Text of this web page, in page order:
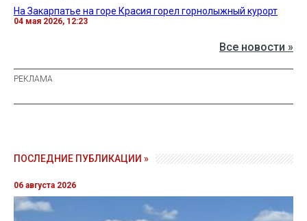
На Закарпатье на горе Красия горел горнолыжный курорт
04 мая 2026, 12:23
Все новости »
ПОСЛЕДНИЕ ПУБЛИКАЦИИ »
06 августа 2026